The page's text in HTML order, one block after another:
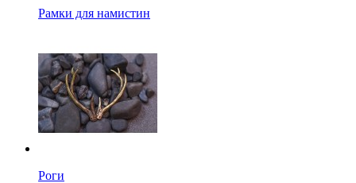
Рамки для намистин
Роги